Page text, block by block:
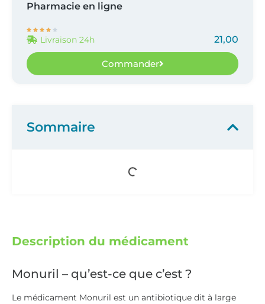
Pharmacie en ligne
    
Livraison 24h 21,00
Commander
Description du médicament
Monuril – qu’est-ce que c’est ?
Le médicament Monuril est un antibiotique dit à large
Sommaire